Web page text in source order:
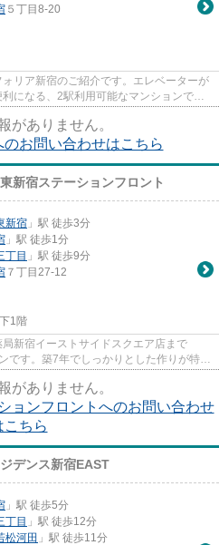
５丁目8-20
リア新宿のご紹介です。エレベーターが
になる、2駅利用可能なマンションで
がありません。
お問い合わせはこちら
新宿ステーションフロント
新宿 」駅 徒歩3分
」駅 徒歩1分
丁目 」駅 徒歩9分
７丁目27-12
1階
新宿イーストサイドスクエア店まで
です。築7年でしっかりとした作りが特徴
がありません。
ョンフロントへのお問い合わせ
こちら
デンス新宿EAST
」駅 徒歩5分
丁目 」駅 徒歩12分
松河田 」駅 徒歩11分